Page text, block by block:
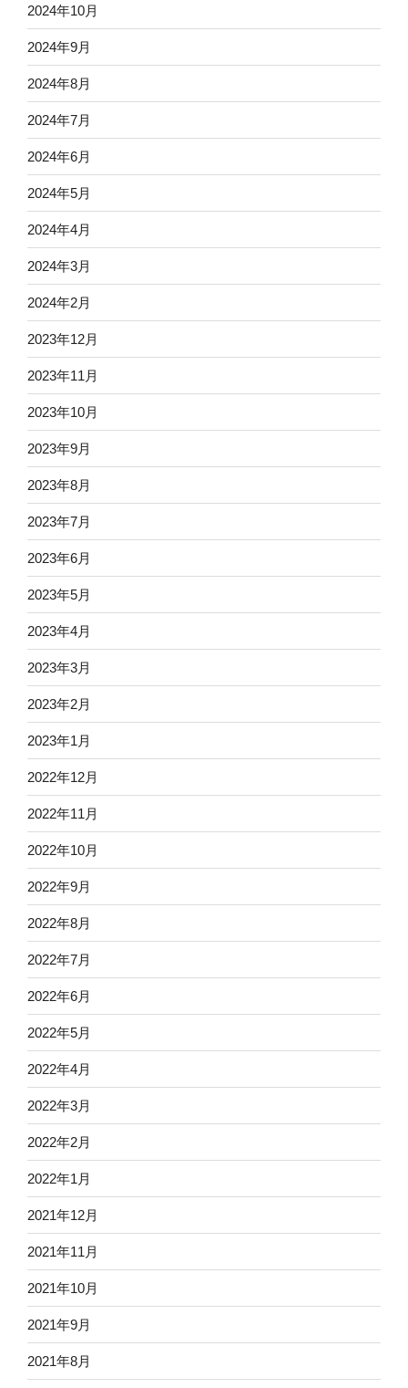
2024年10月
2024年9月
2024年8月
2024年7月
2024年6月
2024年5月
2024年4月
2024年3月
2024年2月
2023年12月
2023年11月
2023年10月
2023年9月
2023年8月
2023年7月
2023年6月
2023年5月
2023年4月
2023年3月
2023年2月
2023年1月
2022年12月
2022年11月
2022年10月
2022年9月
2022年8月
2022年7月
2022年6月
2022年5月
2022年4月
2022年3月
2022年2月
2022年1月
2021年12月
2021年11月
2021年10月
2021年9月
2021年8月